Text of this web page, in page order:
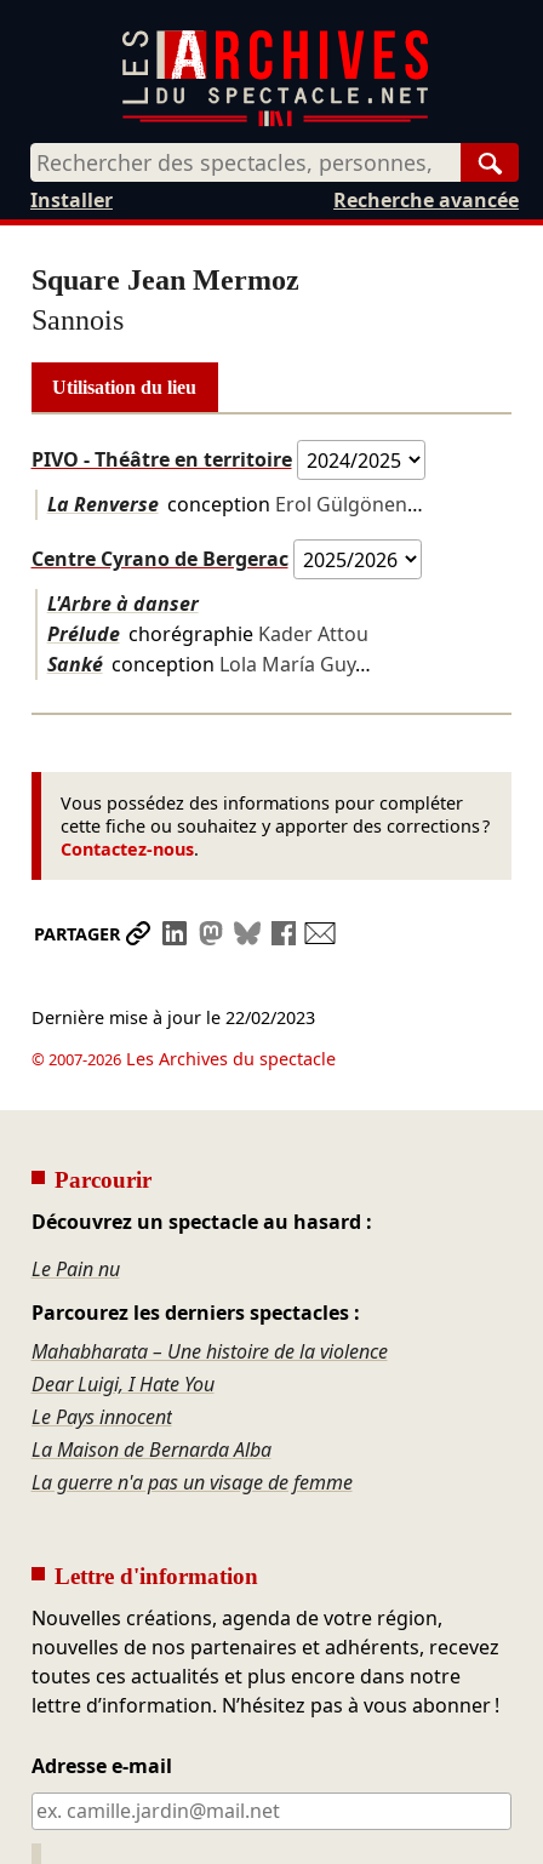
Recherche avancée
Installer
Square Jean Mermoz
Sannois
Utilisation du lieu
PIVO - Théâtre en territoire
La Renverseconception Erol Gülgönen…
Centre Cyrano de Bergerac
L'Arbre à danser
Préludechorégraphie Kader Attou
Sankéconception Lola María Guy…
Vous possédez des informations pour compléter
cette fiche ou souhaitez y apporter des corrections ?
Contactez-nous.
PARTAGER Partager le lien
Partager sur LinkedIn
Partager sur Mastodon
Partager sur Bluesky
Partager sur Facebook
Dernière mise à jour le 22/02/2023
© 2007-2026Les Archives du spectacle
Parcourir
Découvrez un spectacle au hasard :
Le Pain nu
Parcourez les derniers spectacles :
Mahabharata – Une histoire de la violence
Dear Luigi, I Hate You
Le Pays innocent
La Maison de Bernarda Alba
La guerre n'a pas un visage de femme
Lettre d'information
Nouvelles créations, agenda de votre région,
nouvelles de nos partenaires et adhérents, recevez
toutes ces actualités et plus encore dans notre
lettre d’information. N’hésitez pas à vous abonner !
Adresse e-mail